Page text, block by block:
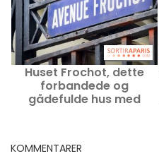
Huset Frochot, dette
forbandede og
gådefulde hus med
KOMMENTARER